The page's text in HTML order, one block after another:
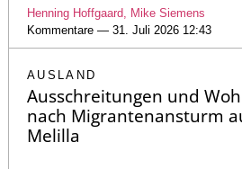
Henning Hoffgaard, Mike Siemens
Kommentare — 31. Juli 2026 12:43
AUSLAND
Ausschreitungen und
nach Migrantenansturm
Melilla